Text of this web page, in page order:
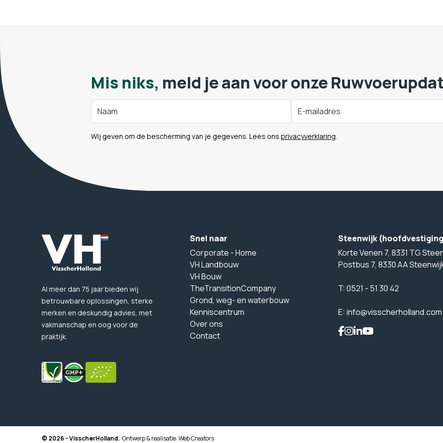
Mis niks, meld je aan voor onze
Wij geven om de bescherming van je gegevens. Lees ons privacyverklaring.
Al meer dan 75 jaar bieden wij
betrouwbare oplossingen, sterke
merken en deskundig advies, met
vakmanschap en oog voor de
praktijk.
Snel naar
Corporate - Home
VH Landbouw
VH Bouw
TheTransitionCompany
Grond, weg- en waterbouw
Kenniscentrum
Over ons
Contact
Steenwijk
Korte Venen 7, 8331 TG
Postbus 7, 8330 AA
T:0521 - 51 30 42
E:info@visscherholland.com
© 2026 - VisscherHolland. Ontwerp & realisatie:Web Creators